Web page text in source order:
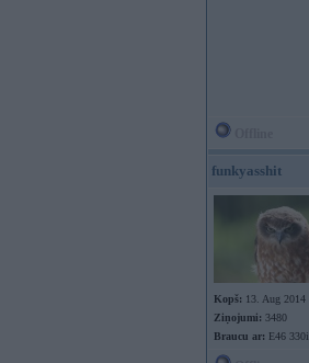
funkyasshit
Kopš: 13. Aug 2014
Ziņojumi: 3480
Braucu ar: E46 330i